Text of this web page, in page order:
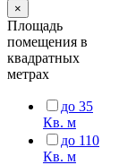
×
Площадь
помещения в
квадратных
метрах
до 35
Кв. м
до 110
Кв. м